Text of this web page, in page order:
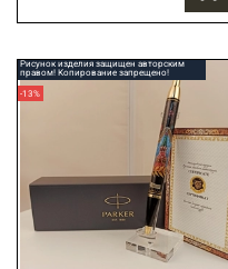
Рисунок изделия защищен авторским
правом! Копирование запрещено!
-13%